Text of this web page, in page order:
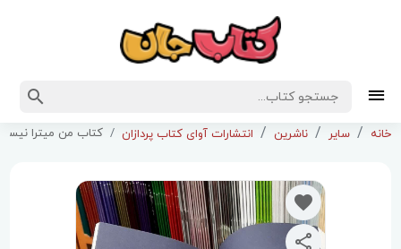
خانه سایر ناشرین انتشارات آوای کتاب پردازان کتاب من میترا